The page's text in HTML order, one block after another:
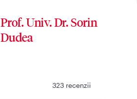
Prof. Univ. Dr. Sorin
Dudea
323recenzii